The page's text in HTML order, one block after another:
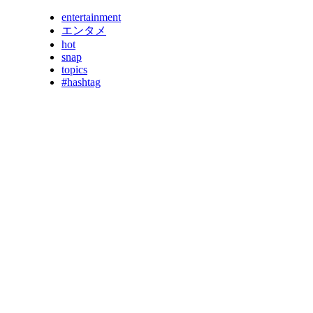
entertainment
エンタメ
hot
snap
topics
#hashtag